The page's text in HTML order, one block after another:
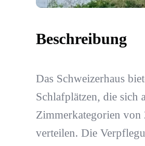
Beschreibung
Das Schweizerhaus
Schlafplätzen, die sich
Zimmerkategorien von
verteilen. Die